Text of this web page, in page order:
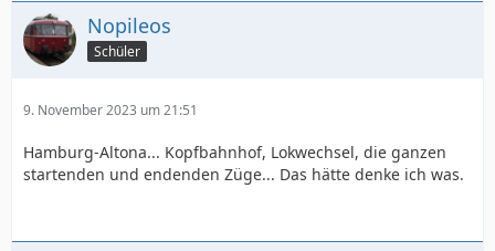
Nopileos
Schüler
9. November 2023 um 21:51
Hamburg-Altona... Kopfbahnhof, Lokwechsel, die ganzen
startenden und endenden Züge... Das hätte denke ich was.